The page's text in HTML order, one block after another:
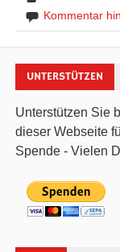
Kommentar
UNTERSTÜTZEN
Unterstützen Sie
dieser Webseite
Spende - Vielen